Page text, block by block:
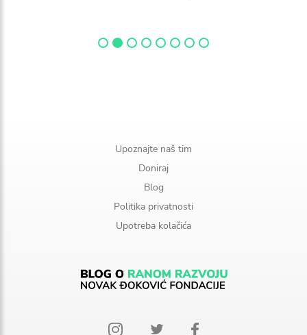
Upoznajte naš tim
Doniraj
Blog
Politika privatnosti
Upotreba kolačića